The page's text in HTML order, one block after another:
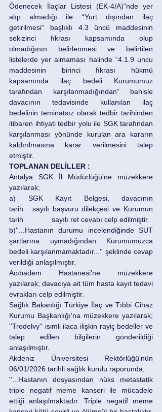
Ödenecek İlaçlar Listesi (EK-4/A)”nde yer
alıp almadığı ile “Yurt dışından ilaç
getirilmesi” başlıklı 4.3 üncü maddesinin
sekizinci fıkrası kapsamında olup
olmadığının belirlenmesi ve belirtilen
listelerde yer almaması halinde “4.1.9 uncu
maddesinin birinci fıkrası hükmü
kapsamında ilaç bedeli Kurumumuz
tarafından karşılanmadığından” bahisle
davacının tedavisinde kullanılan ilaç
bedelinin teminatsız olarak tedbir tarihinden
itibaren ihtiyati tedbir yolu ile SGK tarafından
karşılanması yönünde kurulan ara kararın
kaldırılmasına karar verilmesini talep
etmiştir.
TOPLANAN DELİLLER :
Antalya SGK İl Müdürlüğü'ne müzekkere
yazılarak;
a) SGK Kayıt Belgesi, davacının
tarih 	sayılı başvuru dilekçesi ve Kurumun
tarih 		 sayılı ret cevabı celp edilmiştir.
b)''...Hastanın durumu incelendiğinde SUT
şartlarına uymadığından Kurumumuzca
bedeli karşılanmamaktadır...'' şeklinde cevap
verildiği anlaşılmıştır.
Acıbadem Hastanesi'ne müzekkere
yazılarak; davacıya ait tüm hasta kayıt tedavi
evrakları celp edilmiştir.
Sağlık Bakanlığı Türkiye İlaç ve Tıbbi Cihaz
Kurumu Başkanlığı'na müzekkere yazılarak;
''Trodelvy'' isimli ilaca ilişkin rayiç bedeller ve
talep edilen bilgilerin gönderildiği
anlaşılmıştır.
Akdeniz Üniversitesi Rektörlüğü'nün
06/01/2026 tarihli sağlık kurulu raporunda;
''...Hastanın dosyasından nüks metastatik
triple negatif meme kanseri ile mücadele
ettiği anlaşılmaktadır. Triple negatif meme